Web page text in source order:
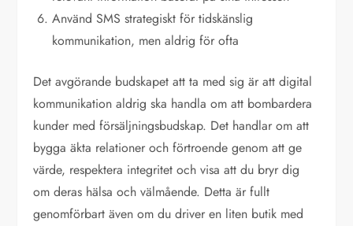
Använd SMS strategiskt för tidskänslig
kommunikation, men aldrig för ofta
Det avgörande budskapet att ta med sig är att digital
kommunikation aldrig ska handla om att bombardera
kunder med försäljningsbudskap. Det handlar om att
bygga äkta relationer och förtroende genom att ge
värde, respektera integritet och visa att du bryr dig
om deras hälsa och välmående. Detta är fullt
genomförbart även om du driver en liten butik med